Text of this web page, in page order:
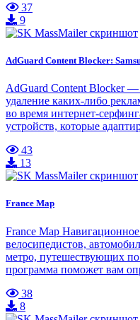
37
9
AdGuard Content Blocker:
AdGuard Content Blocker —
удаление каких-либо
во время интернет-
устройств, которые
43
13
France Map
France Map
велосипедистов,
метро, путешествующих
программа поможет вам
38
8